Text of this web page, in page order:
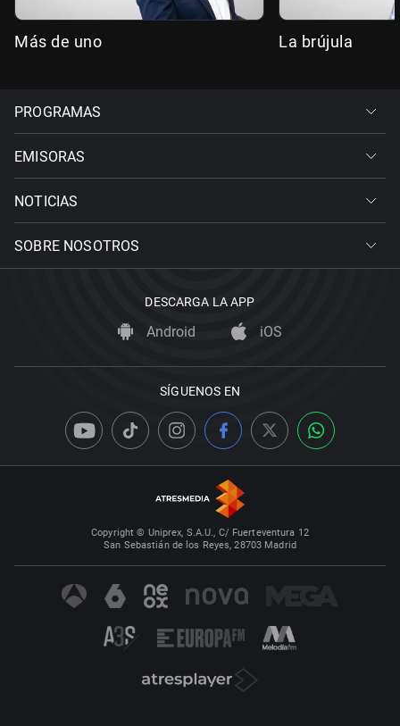
Más de uno La brújula
PROGRAMAS
EMISORAS
NOTICIAS
SOBRE NOSOTROS
DESCARGA LA APP
Android iOS
SÍGUENOS EN
Copyright © Uniprex, S.A.U., C/ Fuerteventura 12
San Sebastián de los Reyes, 28703 Madrid